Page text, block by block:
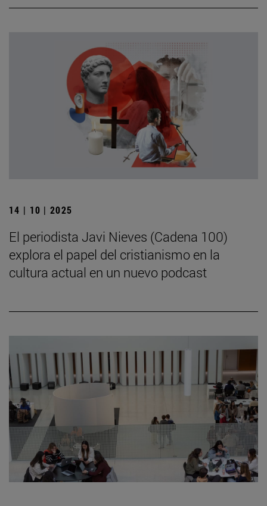
14 | 10 | 2025
El periodista Javi Nieves (Cadena 100)
explora el papel del cristianismo en la
cultura actual en un nuevo podcast